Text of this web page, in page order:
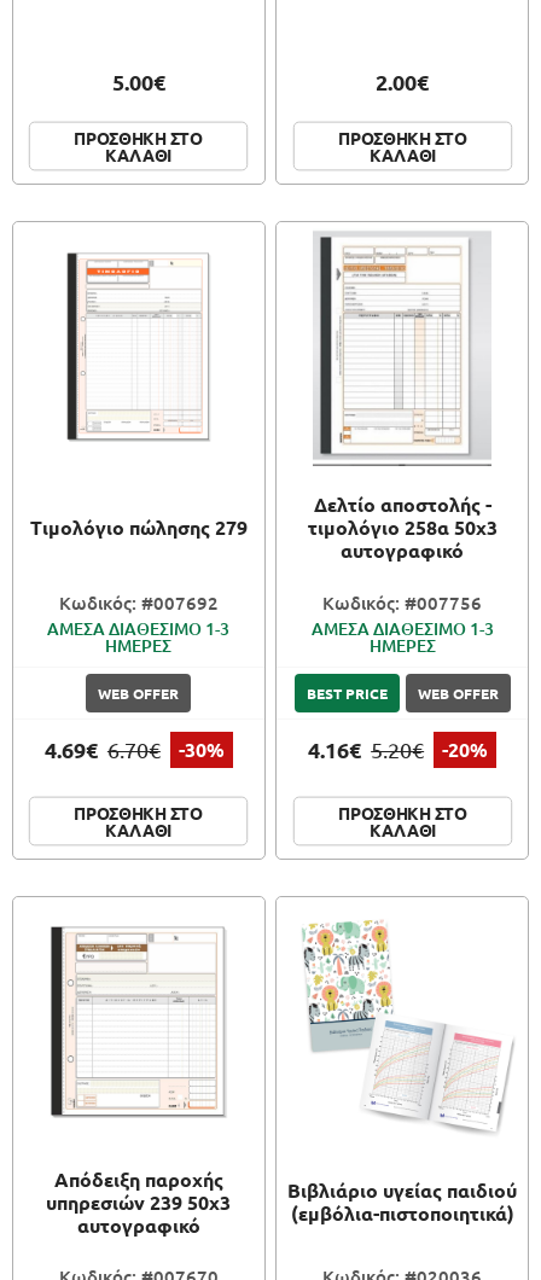
5.00€
ΠΡΟΣΘΗΚΗ ΣΤΟ
ΚΑΛΑΘΙ
2.00€
ΠΡΟΣΘΗΚΗ ΣΤΟ
ΚΑΛΑΘΙ
Τιμολόγιο πώλησης 279
Κωδικός: #007692
ΑΜΕΣΑ ΔΙΑΘΕΣΙΜΟ 1-3
ΗΜΕΡΕΣ
WEB OFFER
4.69€ 6.70€ -30%
ΠΡΟΣΘΗΚΗ ΣΤΟ
ΚΑΛΑΘΙ
Δελτίο αποστολής -
τιμολόγιο 258α 50x3
αυτογραφικό
Κωδικός: #007756
ΑΜΕΣΑ ΔΙΑΘΕΣΙΜΟ 1-3
ΗΜΕΡΕΣ
BEST PRICE WEB OFFER
4.16€ 5.20€ -20%
ΠΡΟΣΘΗΚΗ ΣΤΟ
ΚΑΛΑΘΙ
Απόδειξη παροχής
υπηρεσιών 239 50x3
αυτογραφικό
Βιβλιάριο υγείας παιδιού
(εμβόλια-πιστοποιητικά)